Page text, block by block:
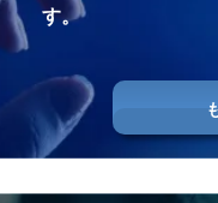
す。
利用ケース：
ー統合とリモ